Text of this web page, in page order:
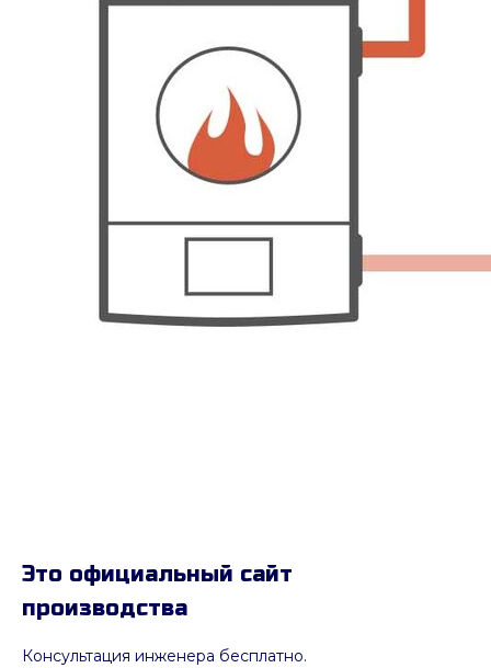
Консультация инженера бесплатно.
Это официальный сайт
производства